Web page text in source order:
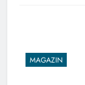
MAGAZIN